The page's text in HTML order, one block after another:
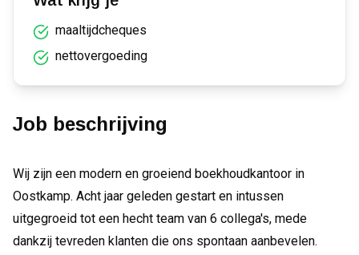
maaltijdcheques
nettovergoeding
Job beschrijving
Wij zijn een modern en groeiend boekhoudkantoor in
Oostkamp. Acht jaar geleden gestart en intussen
uitgegroeid tot een hecht team van 6 collega's, mede
dankzij tevreden klanten die ons spontaan aanbevelen.